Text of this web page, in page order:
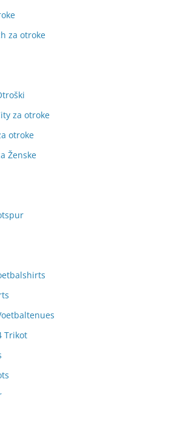
za otroke
za otroke
otroke
Ženske
Trikot